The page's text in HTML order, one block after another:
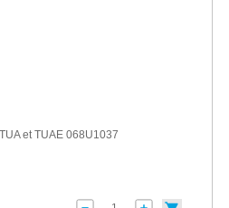
et TUAE 068U1037